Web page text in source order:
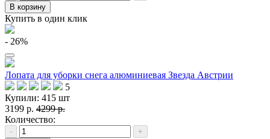
В корзину
Купить в один клик
- 26%
Лопата для уборки снега алюминиевая Звезда Австрии
5
Купили: 415 шт
3199 р. 4299 р.
Количество:
-
+